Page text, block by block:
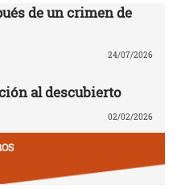
de un crimen de
24/07/2026
al descubierto
02/02/2026